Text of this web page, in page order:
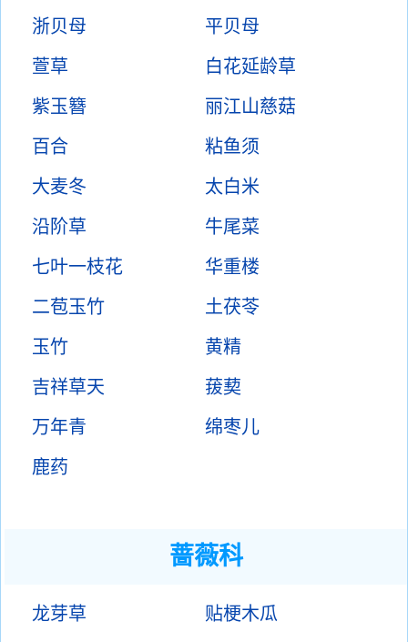
浙贝母
平贝母
萱草
白花延龄草
紫玉簪
丽江山慈菇
百合
粘鱼须
大麦冬
太白米
沿阶草
牛尾菜
七叶一枝花
华重楼
二苞玉竹
土茯苓
玉竹
黄精
吉祥草天
菝葜
万年青
绵枣儿
鹿药
蔷薇科
龙芽草
贴梗木瓜